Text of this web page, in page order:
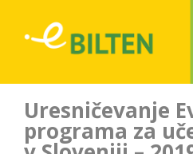
Uresničevanje
programa za